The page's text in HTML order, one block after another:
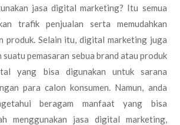
jasa digital marketing? Itu semua
trafik penjualan serta memudahkan
produk. Selain itu, digital marketing juga
suatu pemasaran sebua brand atau produk
yang bisa digunakan untuk sarana
para calon konsumen. Namun, anda
beragam manfaat yang bisa
menggunakan jasa digital marketing,